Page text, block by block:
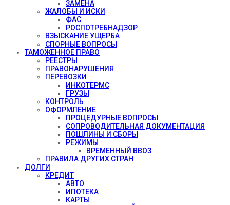
ЗАМЕНА
ЖАЛОБЫ И ИСКИ
ФАС
РОСПОТРЕБНАДЗОР
ВЗЫСКАНИЕ УЩЕРБА
СПОРНЫЕ ВОПРОСЫ
ТАМОЖЕННОЕ ПРАВО
РЕЕСТРЫ
ПРАВОНАРУШЕНИЯ
ПЕРЕВОЗКИ
ИНКОТЕРМС
ГРУЗЫ
КОНТРОЛЬ
ОФОРМЛЕНИЕ
ПРОЦЕДУРНЫЕ ВОПРОСЫ
СОПРОВОДИТЕЛЬНАЯ ДОКУМЕНТАЦИЯ
ПОШЛИНЫ И СБОРЫ
РЕЖИМЫ
ВРЕМЕННЫЙ ВВОЗ
ПРАВИЛА ДРУГИХ СТРАН
ДОЛГИ
КРЕДИТ
АВТО
ИПОТЕКА
КАРТЫ